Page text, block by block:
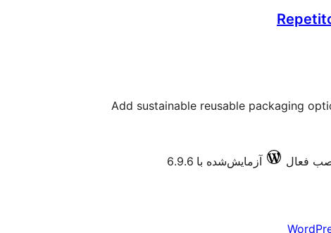
Add sustainable reusable packaging
آزمایش‌شده با 6.9.6